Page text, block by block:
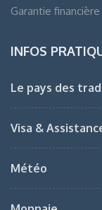
Garantie financière
INFOS
Le pays des
Visa &
Météo